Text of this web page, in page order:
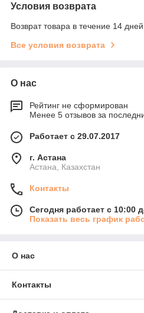
Условия возврата
Возврат товара в течение 14
Все условия возврата
О нас
Рейтинг не сформирован
Менее 5 отзывов за
Работает с 29.07.2017
г. Астана
Астана, Казахстан
Контакты
Сегодня работает с 10:00
Показать весь график
О нас
Контакты